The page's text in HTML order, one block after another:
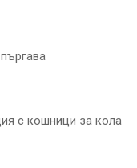
с кошници за кола